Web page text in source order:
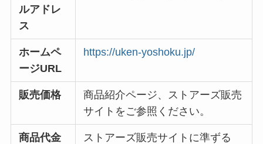
ルアドレ
ス
ホームペ
ージURL
https://uken-yoshoku.jp/
販売価格
商品紹介ページ、ストアーズ販売
サイトをご参照ください。
商品代金
ストアーズ販売サイトに準ずる